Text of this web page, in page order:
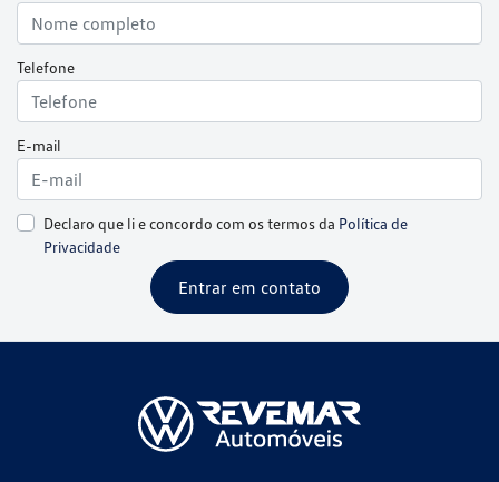
Telefone
E-mail
Declaro que li e concordo com os termos da Política de
Privacidade
Entrar em contato